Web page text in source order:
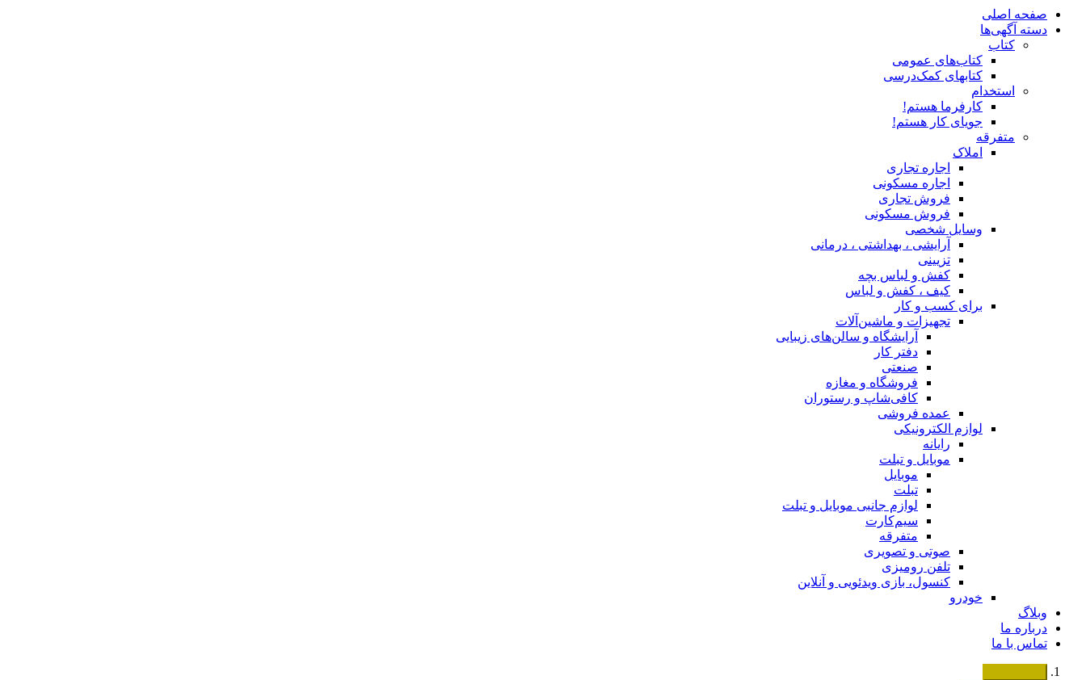
صفحه اصلی
دسته آگهی‌ها
کتاب
کتاب‌های عمومی
کتابهای کمک‌درسی
استخدام
کارفرما هستم!
جویای کار هستم!
متفرقه
املاک
اجاره تجاری
اجاره مسکونی
فروش تجاری
فروش مسکونی
وسایل شخصی
آرایشی ، بهداشتی ، درمانی
تزیینی
کفش و لباس بچه
کیف ، کفش و لباس
برای کسب و کار
تجهیزات و ماشین‌آلات
آرایشگاه و سالن‌های زیبایی
دفتر کار
صنعتی
فروشگاه و مغازه
کافی‌شاپ و رستوران
عمده فروشی
لوازم الکترونیکی
رایانه
موبایل و تبلت
موبایل
تبلت
لوازم جانبی موبایل و تبلت
سیم‌کارت
متفرقه
صوتی و تصویری
تلفن رومیزی
کنسول، بازی‌ ویدئویی و آنلاین
خودرو
وبلاگ
درباره ما
تماس با ما